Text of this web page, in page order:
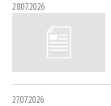
28.07.2026
27.07.2026